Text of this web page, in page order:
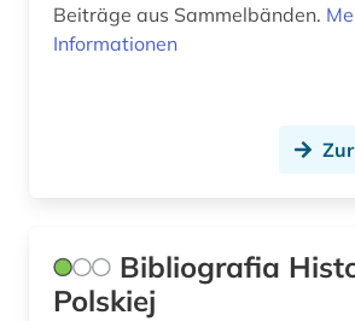
theologie (1)
Beiträge aus Sammelbänden.
Informationen
Bibliografia
Polskiej